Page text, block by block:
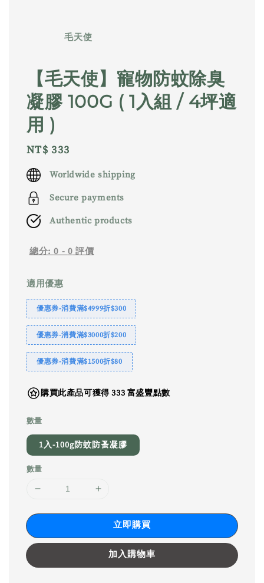
              毛天使
【毛天使】寵物防蚊除臭
凝膠 100G ( 1入組 / 4坪適
用 )
Regular
price
NT$ 333
Worldwide shipping
Secure payments
Authentic products
總分:0 - 0 評價
適用優惠
優惠券-消費滿$4999折$300
優惠券-消費滿$3000折$200
優惠券-消費滿$1500折$80
購買此產品可獲得 333 富盛豐點數
數量
1入-100g防蚊防蚤凝膠
數量
立即購買
加入購物車